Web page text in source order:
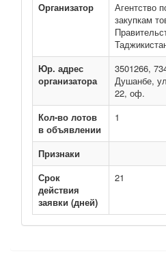
Организатор
Агентство
закупкам
Юр. адрес
организатора
3501266,
Душанбе,
22, оф.
Кол-во лотов
в объявлении
1
Признаки
Срок
действия
заявки (дней)
21